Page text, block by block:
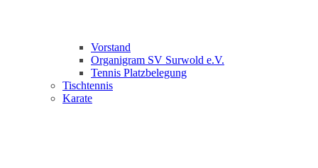
Vorstand
Organigram SV Surwold e.V.
Tennis Platzbelegung
Tischtennis
Karate